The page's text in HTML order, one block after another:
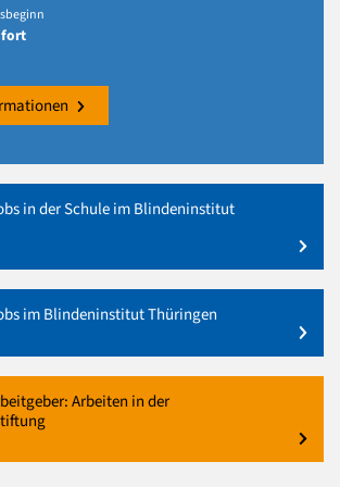
in der Schule im Blindeninstitut
im Blindeninstitut Thüringen
Arbeiten in der